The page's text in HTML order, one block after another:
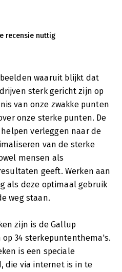
recensie nuttig
waaruit blijkt dat
sterk gericht zijn op
van onze zwakke punten
onze sterke punten. De
verleggen naar de
van de sterke
mensen als
geeft. Werken aan
als deze optimaal gebruik
weg staan.
zijn is de Gallup
34 sterkepuntenthema's.
is een speciale
die via internet is in te